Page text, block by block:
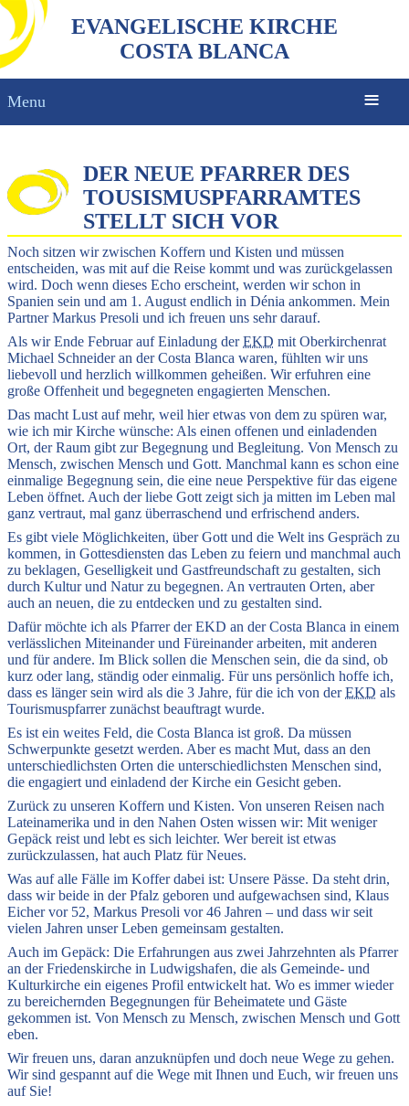
EVANGELISCHE KIRCHE
COSTA BLANCA
Menu
DER NEUE PFARRER DES
TOUSISMUSPFARRAMTES
STELLT SICH VOR
Noch sitzen wir zwischen Koffern und Kisten und müssen
entscheiden, was mit auf die Reise kommt und was zurückgelassen
wird. Doch wenn dieses Echo erscheint, werden wir schon in
Spanien sein und am 1. August endlich in Dénia ankommen. Mein
Partner Markus Presoli und ich freuen uns sehr darauf.
Als wir Ende Februar auf Einladung derEKD mit Oberkirchenrat
Michael Schneider an der Costa Blanca waren, fühlten wir uns
liebevoll und herzlich willkommen geheißen. Wir erfuhren eine
große Offenheit und begegneten engagierten Menschen.
Das macht Lust auf mehr, weil hier etwas von dem zu spüren war,
wie ich mir Kirche wünsche: Als einen offenen und einladenden
Ort, der Raum gibt zur Begegnung und Begleitung. Von Mensch zu
Mensch, zwischen Mensch und Gott. Manchmal kann es schon eine
einmalige Begegnung sein, die eine neue Perspektive für das eigene
Leben öffnet. Auch der liebe Gott zeigt sich ja mitten im Leben mal
ganz vertraut, mal ganz überraschend und erfrischend anders.
Es gibt viele Möglichkeiten, über Gott und die Welt ins Gespräch zu
kommen, in Gottesdiensten das Leben zu feiern und manchmal auch
zu beklagen, Geselligkeit und Gastfreundschaft zu gestalten, sich
durch Kultur und Natur zu begegnen. An vertrauten Orten, aber
auch an neuen, die zu entdecken und zu gestalten sind.
Dafür möchte ich als Pfarrer der EKD an der Costa Blanca in einem
verlässlichen Miteinander und Füreinander arbeiten, mit anderen
und für andere. Im Blick sollen die Menschen sein, die da sind, ob
kurz oder lang, ständig oder einmalig. Für uns persönlich hoffe ich,
dass es länger sein wird als die 3 Jahre, für die ich von derEKD als
Tourismuspfarrer zunächst beauftragt wurde.
Es ist ein weites Feld, die Costa Blanca ist groß. Da müssen
Schwerpunkte gesetzt werden. Aber es macht Mut, dass an den
unterschiedlichsten Orten die unterschiedlichsten Menschen sind,
die engagiert und einladend der Kirche ein Gesicht geben.
Zurück zu unseren Koffern und Kisten. Von unseren Reisen nach
Lateinamerika und in den Nahen Osten wissen wir: Mit weniger
Gepäck reist und lebt es sich leichter. Wer bereit ist etwas
zurückzulassen, hat auch Platz für Neues.
Was auf alle Fälle im Koffer dabei ist: Unsere Pässe. Da steht drin,
dass wir beide in der Pfalz geboren und aufgewachsen sind, Klaus
Eicher vor 52, Markus Presoli vor 46 Jahren – und dass wir seit
vielen Jahren unser Leben gemeinsam gestalten.
Auch im Gepäck: Die Erfahrungen aus zwei Jahrzehnten als Pfarrer
an der Friedenskirche in Ludwigshafen, die als Gemeinde- und
Kulturkirche ein eigenes Profil entwickelt hat. Wo es immer wieder
zu bereichernden Begegnungen für Beheimatete und Gäste
gekommen ist. Von Mensch zu Mensch, zwischen Mensch und Gott
eben.
Wir freuen uns, daran anzuknüpfen und doch neue Wege zu gehen.
Wir sind gespannt auf die Wege mit Ihnen und Euch, wir freuen uns
auf Sie!